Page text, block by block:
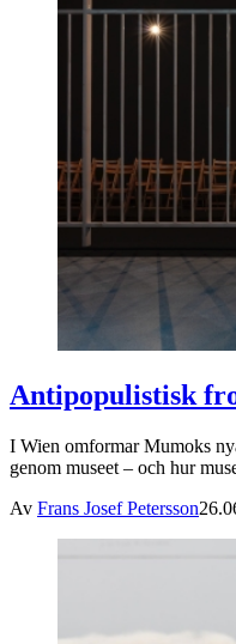
Antipopulistisk
I Wien omformar Mumoks
genom museet – och hur
Av Frans Josef Petersson